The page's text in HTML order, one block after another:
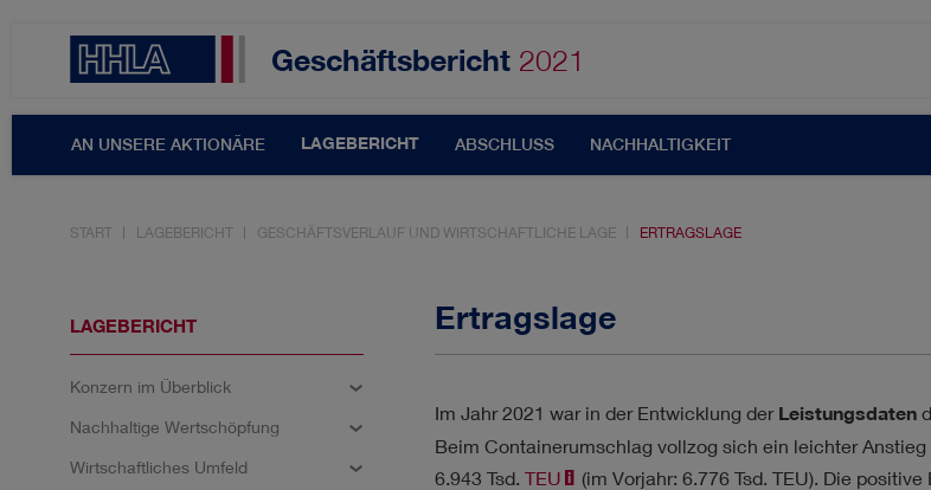
AKTIE & DIVIDENDE
INNOVATION KUNDEN & MÄRKTE
Geschäftsbericht 2021
AN UNSERE AKTIONÄRE LAGEBERICHT ABSCHLUSS NACHHALTIGKEIT
START LAGEBERICHT GESCHÄFTSVERLAUF UND WIRTSCHAFTLICHE LAGE ERTRAGSLAGE
LAGEBERICHT
Konzern im Überblick
Nachhaltige Wertschöpfung
Wirtschaftliches Umfeld
Ertragslage
Im Jahr 2021 war in der Entwicklung der Leistungsdaten
Beim Containerumschlag vollzog sich ein leichter
6.943 Tsd. TEU
(im Vorjahr: 6.776 Tsd. TEU). Die